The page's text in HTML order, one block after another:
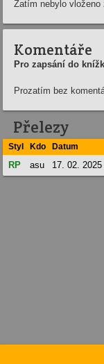
Zatím nebylo vloženo
Komentáře
Pro zapsání do
Prozatím bez
Přelezy
Styl Kdo Datum
RP asu 17. 02. 2025